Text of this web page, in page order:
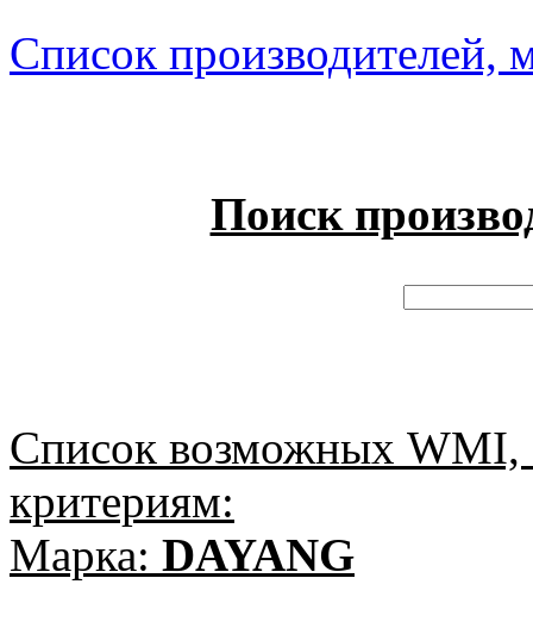
Список производителей,
Поиск
Список возможных
критериям:
Марка: DAYANG